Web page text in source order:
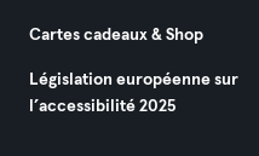
Cartes cadeaux & Shop
Législation européenne sur
l’accessibilité 2025